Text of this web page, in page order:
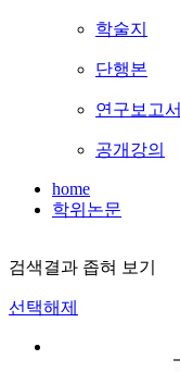
학술지
단행본
연구보고서
공개강의
home
학위논문
검색결과 좁혀 보기
선택해제